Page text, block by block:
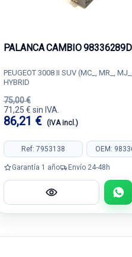
PALANCA CAMBIO
PEUGEOT 3008 II SUV (MC_, MR_,
HYBRID
75,00 €
71,25 € sin IVA.
86,21 € (IVA incl.)
Ref: 7953138 OEM:
Garantía 1 año Envío 24-48h